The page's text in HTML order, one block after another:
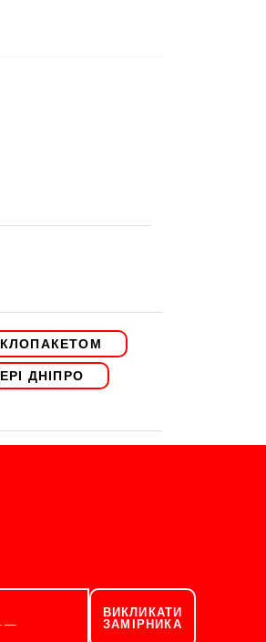
ДНІПРО
ВИКЛИКАТИ
ЗАМІРНИКА